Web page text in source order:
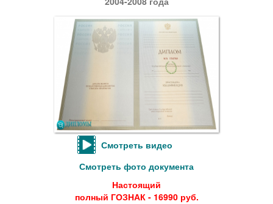
Смотреть видео
Смотреть фото документа
Настоящий
полный ГОЗНАК - 16990 руб.